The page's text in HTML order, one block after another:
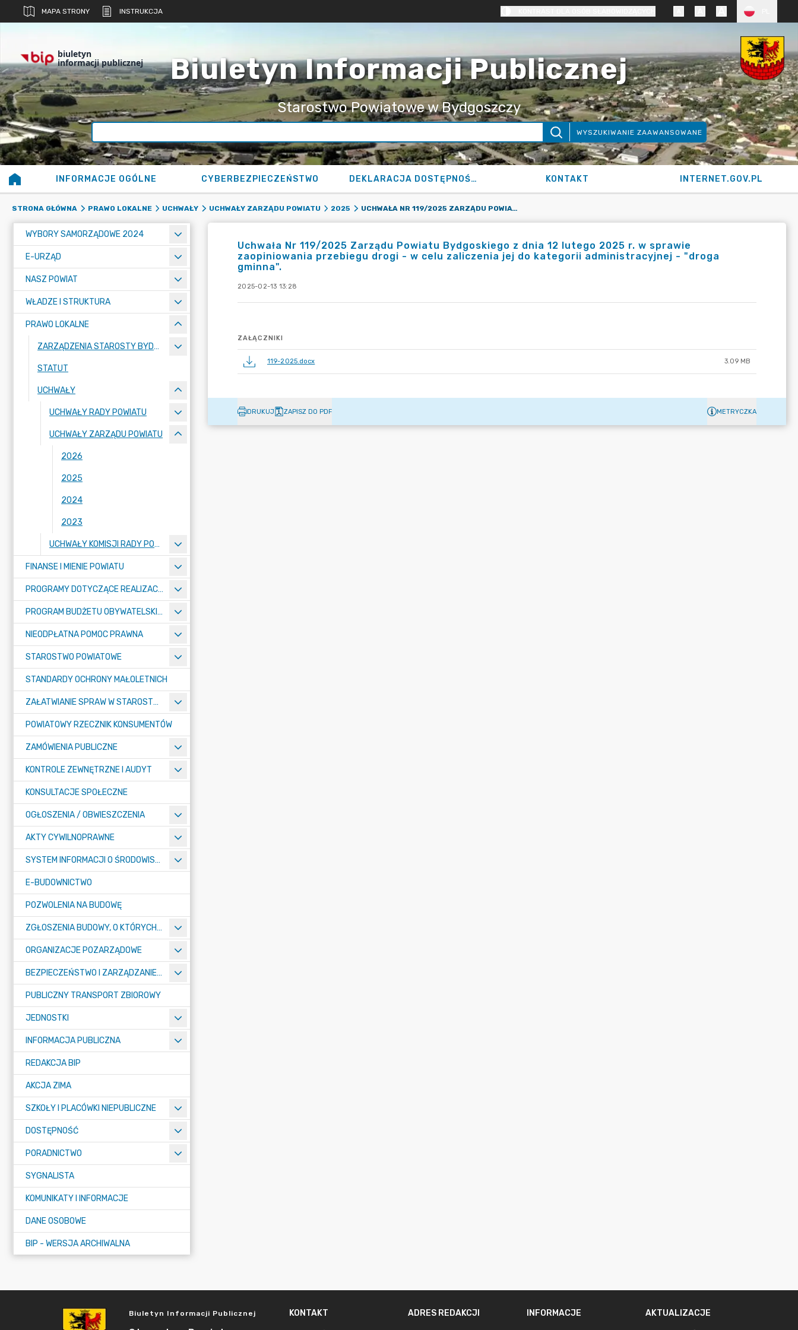
MAPA STRONY INSTRUKCJA
biuletyn
informacji publicznej Biuletyn Informacji Publicznej
Starostwo Powiatowe w Bydgoszczy
WYSZUKIWANIE ZAAWANSOWANE
INFORMACJE OGÓLNE CYBERBEZPIECZEŃSTWO DEKLARACJA DOSTĘPNOŚCI KONTAKT INTERNET.GOV.PL
STRONA GŁÓWNA PRAWO LOKALNE UCHWAŁY UCHWAŁY ZARZĄDU POWIATU 2025 UCHWAŁA NR 119/2025 ZARZĄDU POWIATU BYDGOSKIEGO Z DNIA 12 LUTEGO 2025 R. W SPRAWIE ZAOPINIOWANIA PRZEBIEGU DROGI - W CELU ZALICZENIA JEJ DO KATEGORII ADMINISTRACYJNEJ - "DROGA GMINNA".
WYBORY SAMORZĄDOWE 2024
E-URZĄD
NASZ POWIAT
WŁADZE I STRUKTURA
PRAWO LOKALNE
ZARZĄDZENIA STAROSTY BYDGOSKIEGO
STATUT
UCHWAŁY
UCHWAŁY RADY POWIATU
UCHWAŁY ZARZĄDU POWIATU
2026
2025
2024
2023
UCHWAŁY KOMISJI RADY POWIATU
FINANSE I MIENIE POWIATU
PROGRAMY DOTYCZĄCE REALIZACJI ZADAŃ PUBLICZNYCH
PROGRAM BUDŻETU OBYWATELSKIEGO POWIATU BYDGOSKIEGO
NIEODPŁATNA POMOC PRAWNA
STAROSTWO POWIATOWE
STANDARDY OCHRONY MAŁOLETNICH
ZAŁATWIANIE SPRAW W STAROSTWIE
POWIATOWY RZECZNIK KONSUMENTÓW
ZAMÓWIENIA PUBLICZNE
KONTROLE ZEWNĘTRZNE I AUDYT
KONSULTACJE SPOŁECZNE
OGŁOSZENIA / OBWIESZCZENIA
AKTY CYWILNOPRAWNE
SYSTEM INFORMACJI O ŚRODOWISKU
E-BUDOWNICTWO
POZWOLENIA NA BUDOWĘ
ZGŁOSZENIA BUDOWY, O KTÓRYCH MOWA W ART. 29 UST. 1 PKT 1A, 2B I 19A USTAWY PRAWO BUDOWLANE
ORGANIZACJE POZARZĄDOWE
BEZPIECZEŃSTWO I ZARZĄDZANIE KRYZYSOWE
PUBLICZNY TRANSPORT ZBIOROWY
JEDNOSTKI
INFORMACJA PUBLICZNA
REDAKCJA BIP
AKCJA ZIMA
SZKOŁY I PLACÓWKI NIEPUBLICZNE
DOSTĘPNOŚĆ
PORADNICTWO
SYGNALISTA
KOMUNIKATY I INFORMACJE
DANE OSOBOWE
BIP - WERSJA ARCHIWALNA
Uchwała Nr 119/2025 Zarządu Powiatu Bydgoskiego z dnia 12 lutego 2025 r. w sprawie
zaopiniowania przebiegu drogi - w celu zaliczenia jej do kategorii administracyjnej - "droga
gminna".
2025-02-13 13:28
ZAŁĄCZNIKI
119-2025.docx 3.09 MB
DRUKUJ ZAPISZ DO PDF METRYCZKA
Biuletyn Informacji Publicznej KONTAKT ADRES REDAKCJI INFORMACJE AKTUALIZACJE